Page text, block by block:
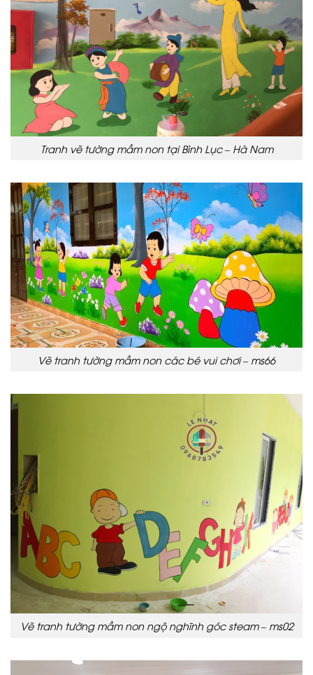
Tranh vẽ tường mầm non tại Bình Lục – Hà Nam
Vẽ tranh tường mầm non các bé vui chơi – ms66
Vẽ tranh tường mầm non ngộ nghĩnh góc steam – ms02